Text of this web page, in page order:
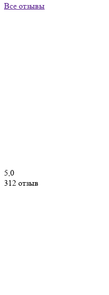
Все отзывы
5,0
312 отзыв